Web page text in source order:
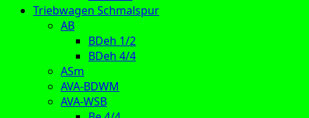
Triebwagen Schmalspur
AB
BDeh 1/2
BDeh 4/4
ASm
AVA-BDWM
AVA-WSB